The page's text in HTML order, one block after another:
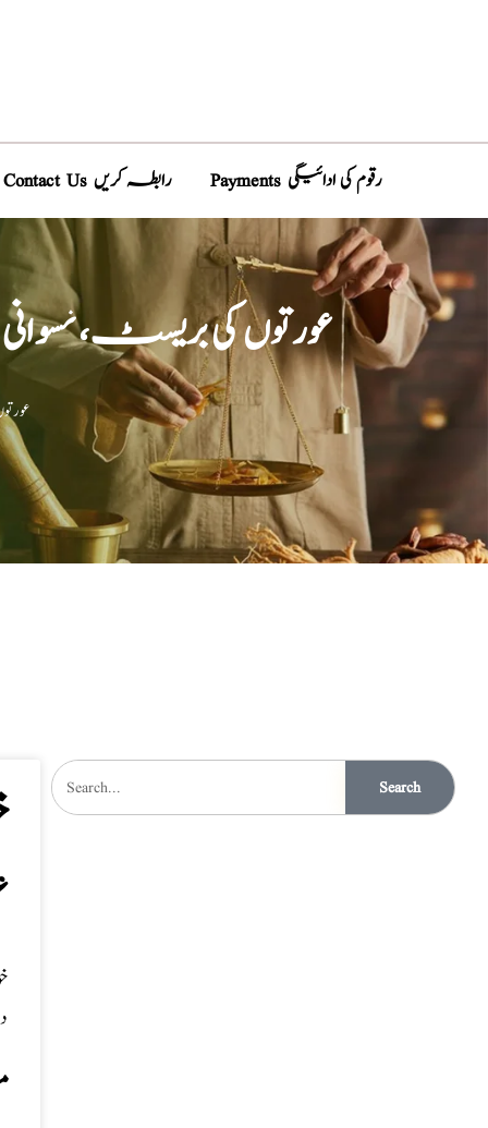
Contact Us رابطہ کریں Payments رقوم کی ادائیگی
عورتوں کی بریسٹ،
/
Search